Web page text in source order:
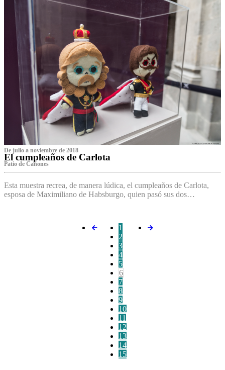
De julio a noviembre de 2018
El cumpleaños de Carlota
Patio de Cañones
Esta muestra recrea, de manera lúdica, el cumpleaños de Carlota,
esposa de Maximiliano de Habsburgo, quien pasó sus dos…
1
2
3
4
5
6
7
8
9
10
11
12
13
14
15